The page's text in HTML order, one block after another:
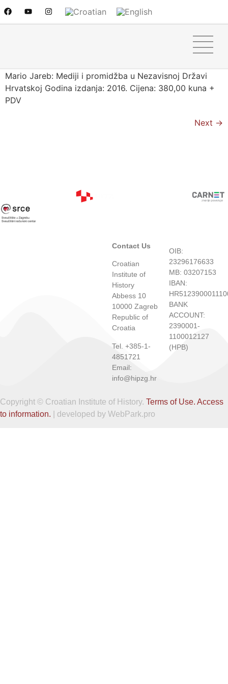
Nezavisnoj Državi Hrvatskoj
Mario Jareb: Mediji i promidžba u Nezavisnoj Državi
Hrvatskoj Godina izdanja: 2016. Cijena: 380,00 kuna +
PDV
Next →
Contact Us
Croatian
Institute of
History
Abbess 10
10000 Zagreb
Republic of
Croatia
Tel. +385-1-
4851721
Email:
info@hipzg.hr
OIB:
23296176633
MB: 03207153
IBAN:
BANK
ACCOUNT:
2390001-
1100012127
(HPB)
Copyright © Croatian Institute of History. Terms of Use. Access
to information. | developed by WebPark.pro